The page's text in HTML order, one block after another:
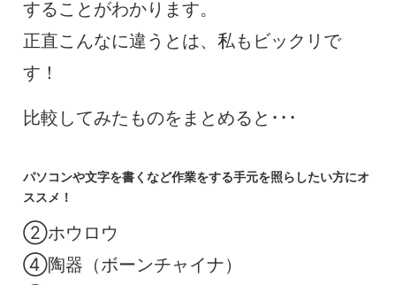
することがわかります。
正直こんなに違うとは、私もビックリで
す！
比較してみたものをまとめると･･･
パソコンや文字を書くなど作業をする手元を照らしたい方にオ
ススメ！
②ホウロウ
④陶器（ボーンチャイナ）